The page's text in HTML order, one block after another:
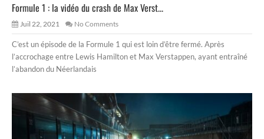
Formule 1 : la vidéo du crash de Max Verst...
Juil 22, 2021 No Comments
C’est un épisode de la Formule 1 qui est loin d’être fermé. Après
l’accrochage entre Lewis Hamilton et Max Verstappen, ayant entraîné
l’abandon du Néerlandais